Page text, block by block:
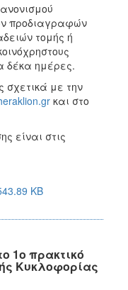
προδιαγραφών
τομής ή
δέκα ημέρες.
σχετικά με την
και στο
είναι στις
KB
1ο πρακτικό
Κυκλοφορίας